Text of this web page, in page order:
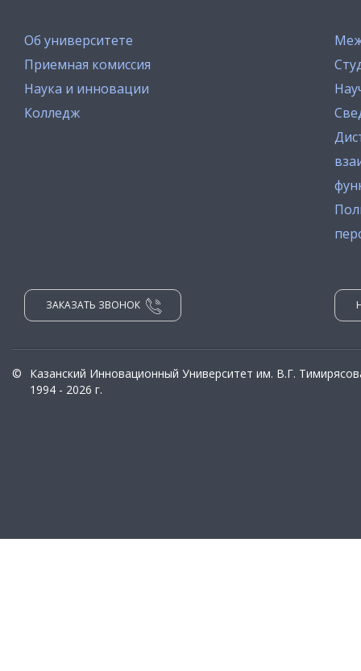
Об университете
Приемная комиссия
Наука и инновации
Колледж
ЗАКАЗАТЬ ЗВОНОК
©
Казанский Инновационный Университет им. В.Г.
1994 - 2026 г.